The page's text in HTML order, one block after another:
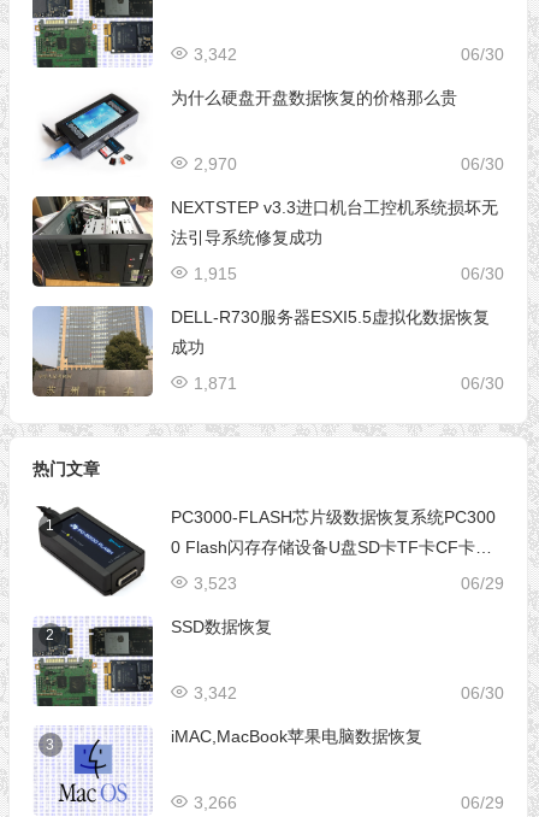
06/30
3,342
为什么硬盘开盘数据恢复的价格那么贵
06/30
2,970
NEXTSTEP v3.3进口机台工控机系统损坏无
法引导系统修复成功
06/30
1,915
DELL-R730服务器ESXI5.5虚拟化数据恢复
成功
06/30
1,871
热门文章
1
PC3000-FLASH芯片级数据恢复系统PC300
0 Flash闪存存储设备U盘SD卡TF卡CF卡芯
片级数据恢复设备
06/29
3,523
2 SSD数据恢复
06/30
3,342
3 iMAC,MacBook苹果电脑数据恢复
06/29
3,266